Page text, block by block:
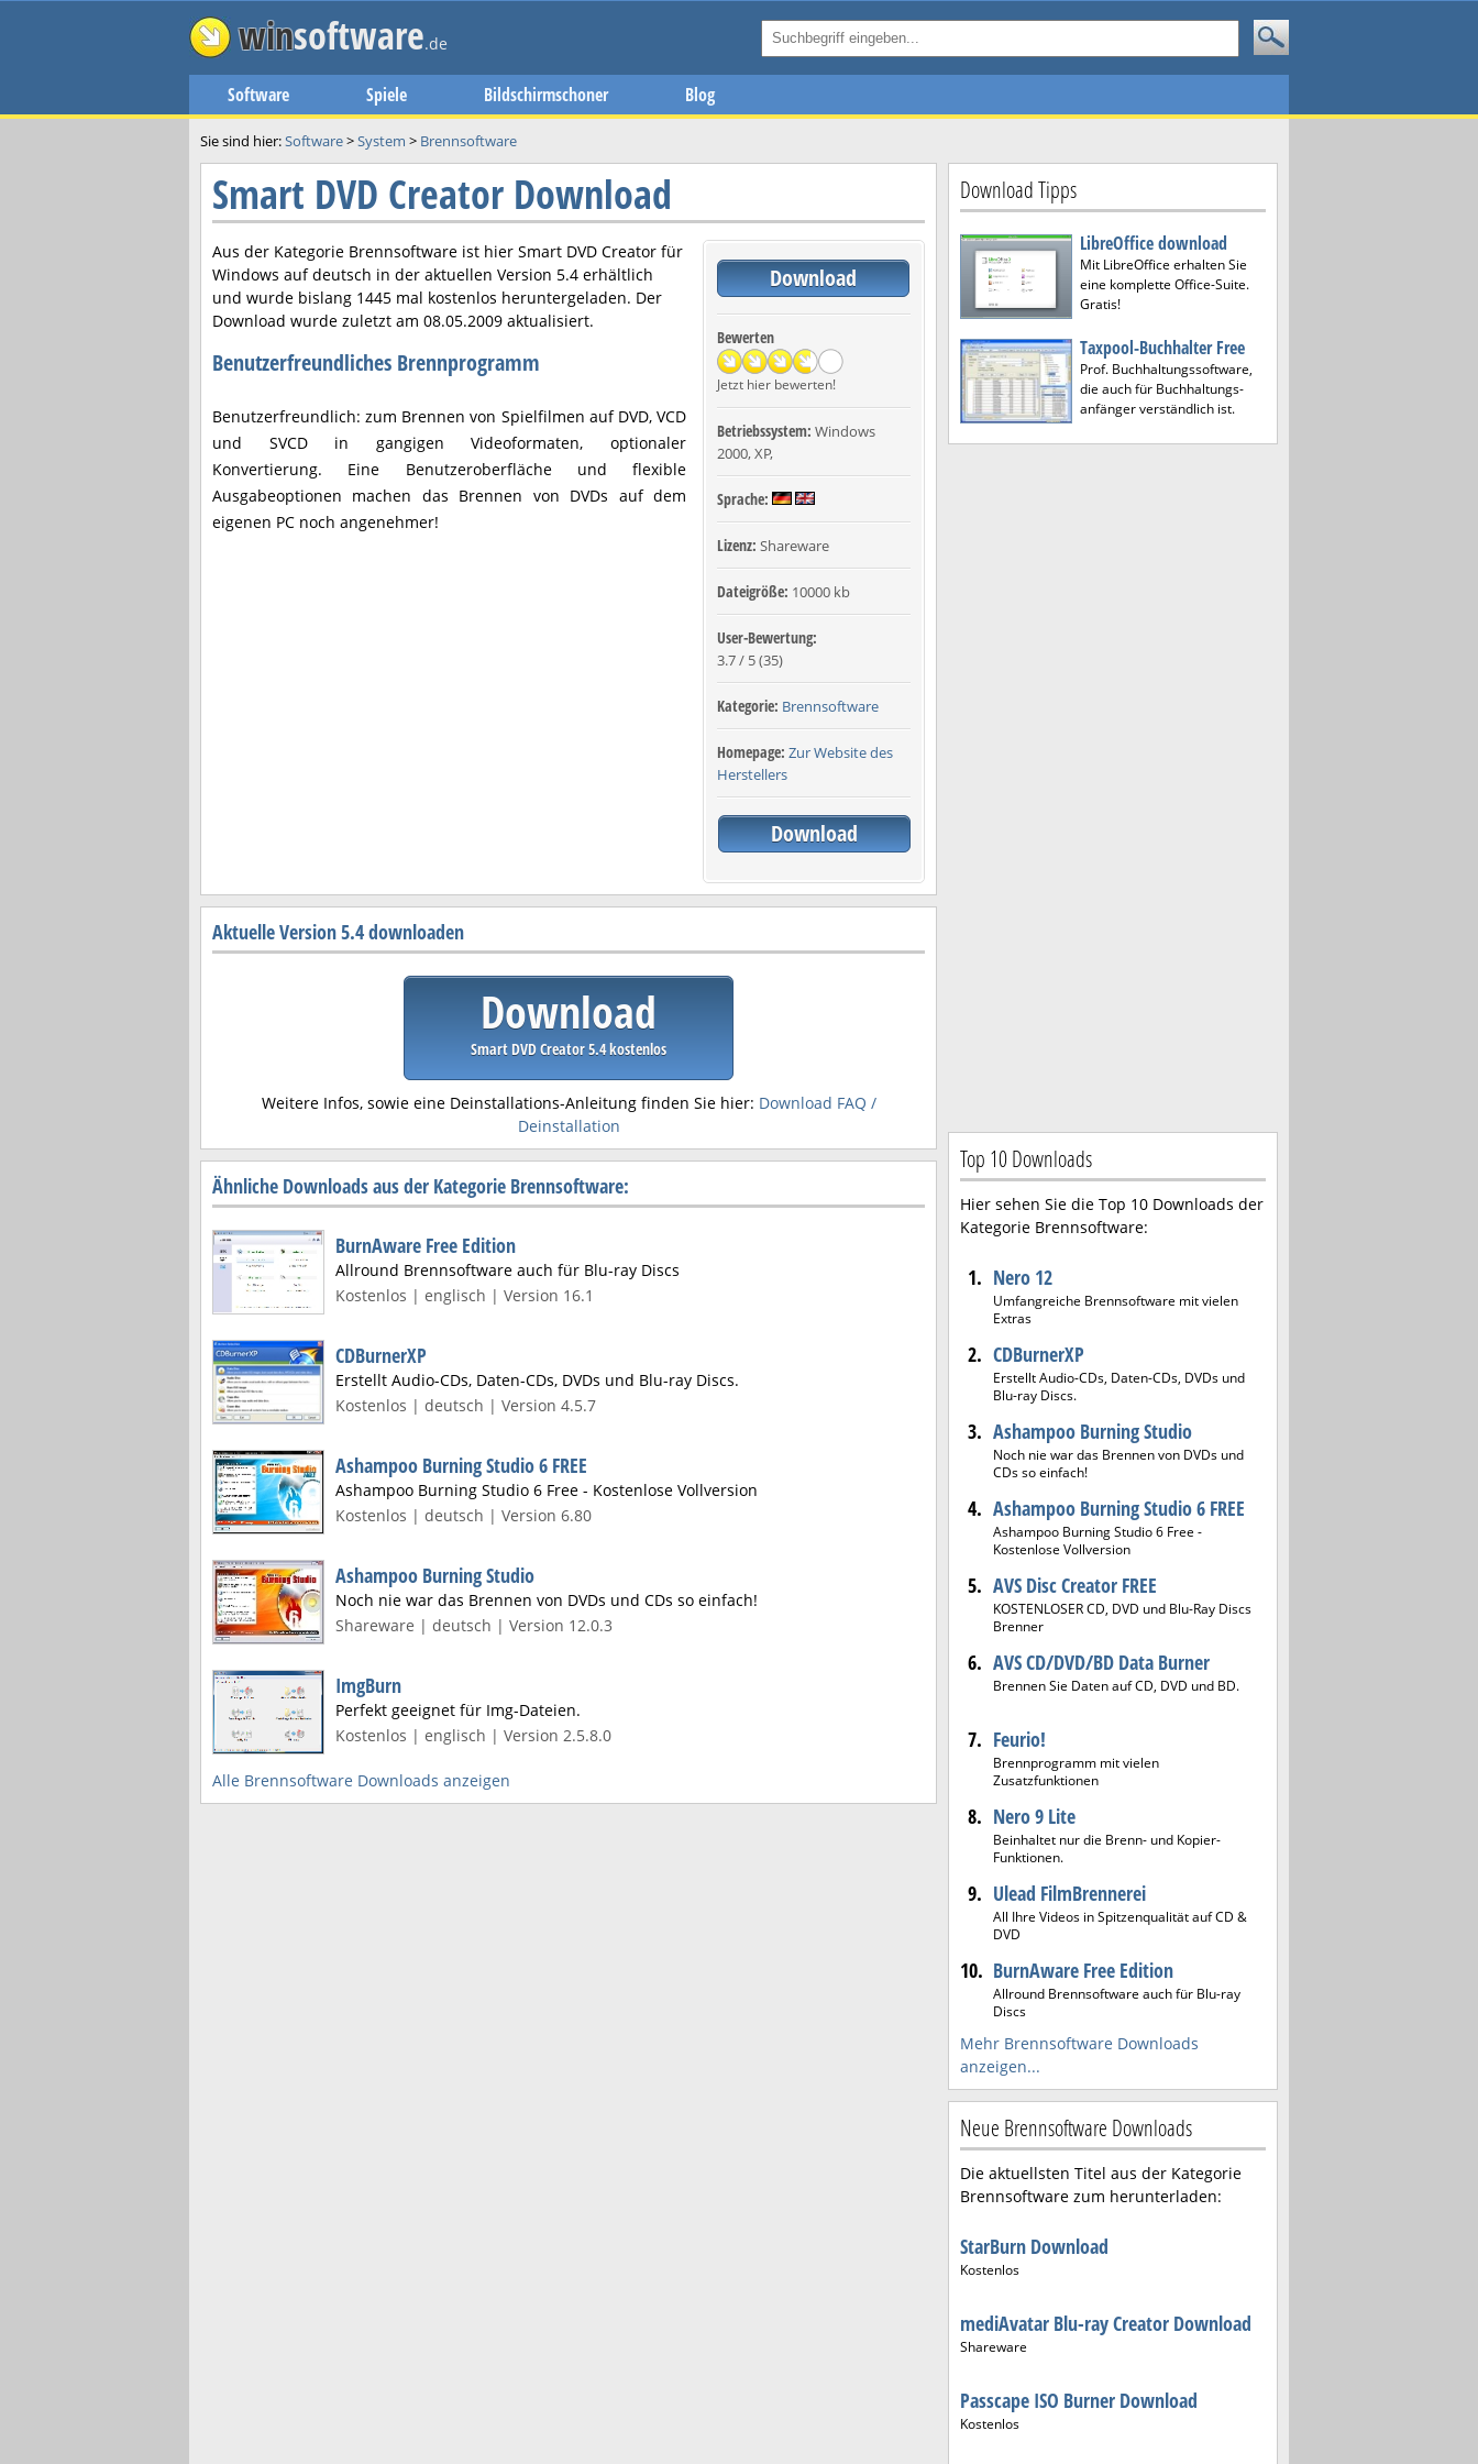
winsoftware.de
Software Spiele Bildschirmschoner Blog
Sie sind hier:Software>System > Brennsoftware
Smart DVD Creator Download
Aus der Kategorie Brennsoftware ist hier Smart DVD Creator für
Windows auf deutsch in der aktuellen Version 5.4 erhältlich
und wurde bislang 1445 mal kostenlos heruntergeladen. Der
Download wurde zuletzt am 08.05.2009 aktualisiert.
Download
Bewerten
Jetzt hier bewerten!
Betriebssystem: Windows
2000, XP,
Sprache:
Lizenz: Shareware
Dateigröße: 10000 kb
User-Bewertung:
3.7/ 5(35)
Kategorie: Brennsoftware
Homepage: Zur Website des
Herstellers
Download
Benutzerfreundliches Brennprogramm
Benutzerfreundlich: zum Brennen von Spielfilmen auf DVD, VCD
und SVCD in gangigen Videoformaten, optionaler
Konvertierung. Eine Benutzeroberfläche und flexible
Ausgabeoptionen machen das Brennen von DVDs auf dem
eigenen PC noch angenehmer!
Aktuelle Version 5.4 downloaden
Download
Smart DVD Creator 5.4 kostenlos
Weitere Infos, sowie eine Deinstallations-Anleitung finden Sie hier: Download FAQ /
Deinstallation
Ähnliche Downloads aus der Kategorie Brennsoftware:
BurnAware Free Edition
Allround Brennsoftware auch für Blu-ray Discs
Kostenlos | englisch | Version 16.1
CDBurnerXP
Erstellt Audio-CDs, Daten-CDs, DVDs und Blu-ray Discs.
Kostenlos | deutsch | Version 4.5.7
Ashampoo Burning Studio 6 FREE
Ashampoo Burning Studio 6 Free - Kostenlose Vollversion
Kostenlos | deutsch | Version 6.80
Ashampoo Burning Studio
Noch nie war das Brennen von DVDs und CDs so einfach!
Shareware | deutsch | Version 12.0.3
ImgBurn
Perfekt geeignet für Img-Dateien.
Kostenlos | englisch | Version 2.5.8.0
Alle Brennsoftware Downloads anzeigen
Download Tipps
LibreOffice download
Mit LibreOffice erhalten Sie
eine komplette Office-Suite.
Gratis!
Taxpool-Buchhalter Free
Prof. Buchhaltungssoftware,
die auch für Buchhaltungs-
anfänger verständlich ist.
Top 10 Downloads
Hier sehen Sie die Top 10 Downloads der
Kategorie Brennsoftware:
1. Nero 12
Umfangreiche Brennsoftware mit vielen
Extras
2. CDBurnerXP
Erstellt Audio-CDs, Daten-CDs, DVDs und
Blu-ray Discs.
3. Ashampoo Burning Studio
Noch nie war das Brennen von DVDs und
CDs so einfach!
4. Ashampoo Burning Studio 6 FREE
Ashampoo Burning Studio 6 Free -
Kostenlose Vollversion
5. AVS Disc Creator FREE
KOSTENLOSER CD, DVD und Blu-Ray Discs
Brenner
6. AVS CD/DVD/BD Data Burner
Brennen Sie Daten auf CD, DVD und BD.
7. Feurio!
Brennprogramm mit vielen
Zusatzfunktionen
8. Nero 9 Lite
Beinhaltet nur die Brenn- und Kopier-
Funktionen.
9. Ulead FilmBrennerei
All Ihre Videos in Spitzenqualität auf CD &
DVD
10. BurnAware Free Edition
Allround Brennsoftware auch für Blu-ray
Discs
Mehr Brennsoftware Downloads
anzeigen...
Neue Brennsoftware Downloads
Die aktuellsten Titel aus der Kategorie
Brennsoftware zum herunterladen:
StarBurn Download
Kostenlos
mediAvatar Blu-ray Creator Download
Shareware
Passcape ISO Burner Download
Kostenlos